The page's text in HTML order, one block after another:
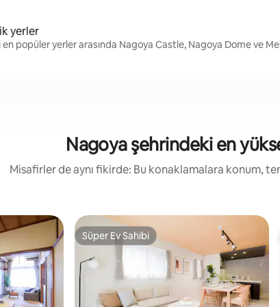
yerler
popüler yerler arasında Nagoya Castle, Nagoya Dome ve
Nagoya şehrindeki en
Misafirler de aynı fikirde: Bu konaklamalara konum,
Süper Ev Sahibi
Süper Ev Sahibi